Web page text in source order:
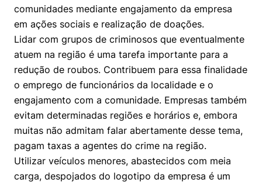
comunidades mediante engajamento da empresa
em ações sociais e realização de doações.
Lidar com grupos de criminosos que eventualmente
atuem na região é uma tarefa importante para a
redução de roubos. Contribuem para essa finalidade
o emprego de funcionários da localidade e o
engajamento com a comunidade. Empresas também
evitam determinadas regiões e horários e, embora
muitas não admitam falar abertamente desse tema,
pagam taxas a agentes do crime na região.
Utilizar veículos menores, abastecidos com meia
carga, despojados do logotipo da empresa é um
Cookies estritamente necessários
Cookies de preferências de usuário